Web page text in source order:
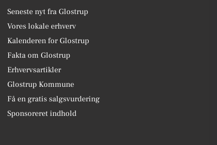
Seneste nyt fra Glostrup
Vores lokale erhverv
Kalenderen for Glostrup
Fakta om Glostrup
Erhvervsartikler
Glostrup Kommune
Få en gratis salgsvurdering
Sponsoreret indhold